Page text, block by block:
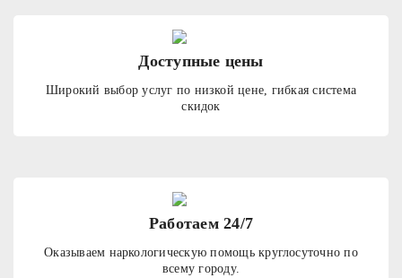
Доступные цены
Широкий выбор услуг по низкой цене, гибкая система
скидок
Работаем 24/7
Оказываем наркологическую помощь круглосуточно по
всему городу.